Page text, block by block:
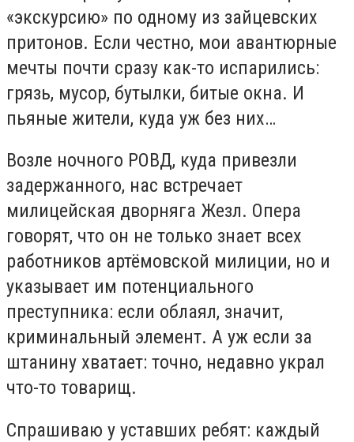
«экскурсию» по одному из зайцевских
притонов. Если честно, мои авантюрные
мечты почти сразу как-то испарились:
грязь, мусор, бутылки, битые окна. И
пьяные жители, куда уж без них…
Возле ночного РОВД, куда привезли
задержанного, нас встречает
милицейская дворняга Жезл. Опера
говорят, что он не только знает всех
работников артёмовской милиции, но и
указывает им потенциального
преступника: если облаял, значит,
криминальный элемент. А уж если за
штанину хватает: точно, недавно украл
что-то товарищ.
Спрашиваю у уставших ребят: каждый